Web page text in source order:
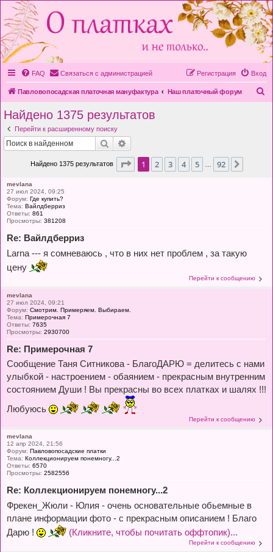
FAQ Связаться с администрацией Вход
Регистрация
Павловопосадская платочная мануфактура Наш платочный форум
Найдено 1375 результатов
Перейти к расширенному поиску
Поиск
Найдено 1375 результатов Страница из 92
1 2 3 4 5 92
mevlana
27 июл 2024, 09:25
Форум: Где купить?
Тема: Вайлдберриз
Ответы: 861
Просмотры: 381208
Re: Вайлдберриз
Larna --- я сомневаюсь , что в них нет проблем , за такую
цену
Перейти к сообщению
mevlana
27 июл 2024, 09:21
Форум: Смотрим. Примеряем. Выбираем.
Тема: Примерочная 7
Ответы: 7635
Просмотры: 2930700
Re: Примерочная 7
Сообщение Таня Ситникова - БлагоДАРЮ = делитесь с нами
улыбкой - настроением - обаянием - прекрасным внутренним
состоянием Души ! Вы прекрасны во всех платках и шалях !!!
Любуюсь
Перейти к сообщению
mevlana
12 апр 2024, 21:56
Форум: Павловопосадские платки
Тема: Коллекционируем понемногу...2
Ответы: 6570
Просмотры: 2582556
Re: Коллекционируем понемногу...2
Фрекен_Жюли - Юлия - очень основательные обьемные в
плане информации фото - с прекрасным описанием ! Благо
Дарю !
(Кликните, чтобы почитать оффтопик)...
Перейти к сообщению